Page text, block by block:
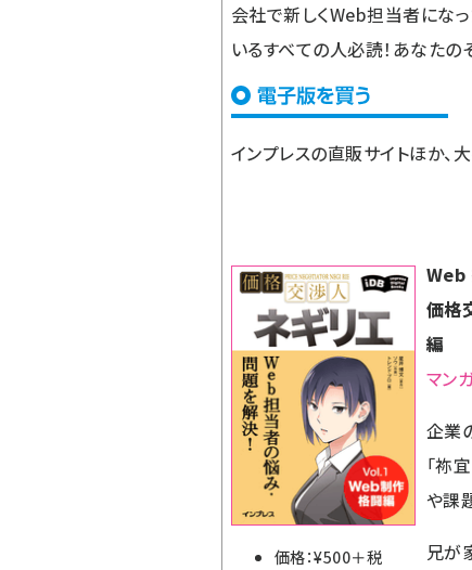
会社で新しくWeb担当者にな
いるすべての人必読！あなたの
インプレスの直販サイトほか、
価格：¥500＋税
Web
価格
編
マン
企業
「祢
や課
兄が